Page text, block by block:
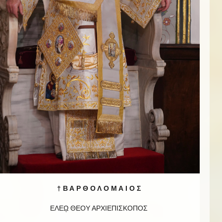
† Β Α Ρ Θ Ο Λ Ο Μ Α Ι Ο Σ
ΕΛΕῼ ΘΕΟΥ ΑΡΧΙΕΠΙΣΚΟΠΟΣ